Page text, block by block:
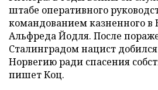
штабе оперативного
командованием казненного в
Альфреда Йодля. После
Сталинградом нацист
Норвегию ради спасения
пишет Коц.